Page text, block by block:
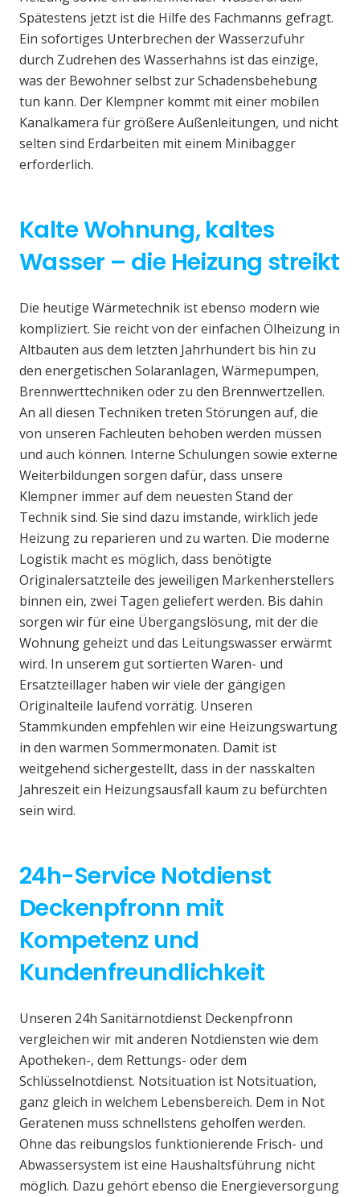
Spätestens jetzt ist die Hilfe des Fachmanns gefragt.
Ein sofortiges Unterbrechen der Wasserzufuhr
durch Zudrehen des Wasserhahns ist das einzige,
was der Bewohner selbst zur Schadensbehebung
tun kann. Der Klempner kommt mit einer mobilen
Kanalkamera für größere Außenleitungen, und nicht
selten sind Erdarbeiten mit einem Minibagger
erforderlich.
Kalte Wohnung, kaltes
Wasser – die Heizung streikt
Die heutige Wärmetechnik ist ebenso modern wie
kompliziert. Sie reicht von der einfachen Ölheizung in
Altbauten aus dem letzten Jahrhundert bis hin zu
den energetischen Solaranlagen, Wärmepumpen,
Brennwerttechniken oder zu den Brennwertzellen.
An all diesen Techniken treten Störungen auf, die
von unseren Fachleuten behoben werden müssen
und auch können. Interne Schulungen sowie externe
Weiterbildungen sorgen dafür, dass unsere
Klempner immer auf dem neuesten Stand der
Technik sind. Sie sind dazu imstande, wirklich jede
Heizung zu reparieren und zu warten. Die moderne
Logistik macht es möglich, dass benötigte
Originalersatzteile des jeweiligen Markenherstellers
binnen ein, zwei Tagen geliefert werden. Bis dahin
sorgen wir für eine Übergangslösung, mit der die
Wohnung geheizt und das Leitungswasser erwärmt
wird. In unserem gut sortierten Waren- und
Ersatzteillager haben wir viele der gängigen
Originalteile laufend vorrätig. Unseren
Stammkunden empfehlen wir eine Heizungswartung
in den warmen Sommermonaten. Damit ist
weitgehend sichergestellt, dass in der nasskalten
Jahreszeit ein Heizungsausfall kaum zu befürchten
sein wird.
24h-Service Notdienst
Deckenpfronn mit
Kompetenz und
Kundenfreundlichkeit
Unseren 24h Sanitärnotdienst Deckenpfronn
vergleichen wir mit anderen Notdiensten wie dem
Apotheken-, dem Rettungs- oder dem
Schlüsselnotdienst. Notsituation ist Notsituation,
ganz gleich in welchem Lebensbereich. Dem in Not
Geratenen muss schnellstens geholfen werden.
Ohne das reibungslos funktionierende Frisch- und
Abwassersystem ist eine Haushaltsführung nicht
möglich. Dazu gehört ebenso die Energieversorgung